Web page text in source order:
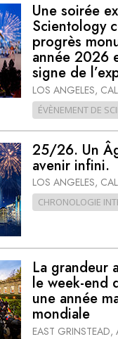
Une soirée
Scientology
progrès
année 2026
signe de
LOS ANGELES,
ÉVÈNEMENT DE
25/26. Un
avenir infini.
LOS ANGELES,
CHRONOLOGIE
La grandeur
le week-end
une année
mondiale
EAST GRINSTEAD,